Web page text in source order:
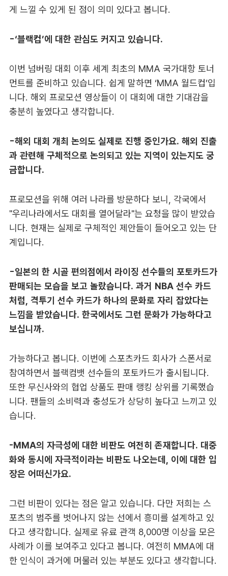
게 느낄 수 있게 된 점이 의미 있다고 봅니다.
-‘블랙컵’에 대한 관심도 커지고 있습니다.
이번 넘버링 대회 이후 세계 최초의 MMA 국가대항 토너
먼트를 준비하고 있습니다. 쉽게 말하면 ‘MMA 월드컵’입
니다. 해외 프로모션 영상들이 이 대회에 대한 기대감을
충분히 높였다고 생각합니다.
-해외 대회 개최 논의도 실제로 진행 중인가요. 해외 진출
과 관련해 구체적으로 논의되고 있는 지역이 있는지도 궁
금합니다.
프로모션을 위해 여러 나라를 방문하다 보니, 각국에서
"우리나라에서도 대회를 열어달라"는 요청을 많이 받았습
니다. 현재는 실제로 구체적인 제안들이 들어오고 있는 단
계입니다.
-일본의 한 시골 편의점에서 라이징 선수들의 포토카드가
판매되는 모습을 보고 놀랐습니다. 과거 NBA 선수 카드
처럼, 격투기 선수 카드가 하나의 문화로 자리 잡았다는
느낌을 받았습니다. 한국에서도 그런 문화가 가능하다고
보십니까.
가능하다고 봅니다. 이번에 스포츠카드 회사가 스폰서로
참여하면서 블랙컴뱃 선수들의 포토카드가 출시됩니다.
또한 무신사와의 협업 상품도 판매 랭킹 상위를 기록했습
니다. 팬들의 소비력과 충성도가 상당히 높다고 느끼고 있
습니다.
-MMA의 자극성에 대한 비판도 여전히 존재합니다. 대중
화와 동시에 자극적이라는 비판도 나오는데, 이에 대한 입
장은 어떠신가요.
그런 비판이 있다는 점은 알고 있습니다. 다만 저희는 스
포츠의 범주를 벗어나지 않는 선에서 흥미를 설계하고 있
다고 생각합니다. 실제로 유료 관객 8,000명 이상을 모은
사례가 이를 보여주고 있다고 봅니다. 여전히 MMA에 대
한 인식이 과거에 머물러 있는 부분도 있다고 생각합니다.